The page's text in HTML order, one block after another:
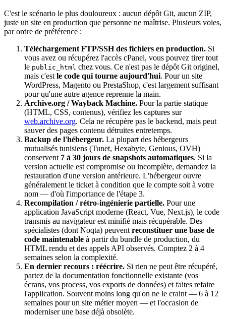
C'est le scénario le plus douloureux : aucun dépôt Git, aucun ZIP,
juste un site en production que personne ne maîtrise. Plusieurs voies,
par ordre de préférence :
Téléchargement FTP/SSH des fichiers en production. Si
vous avez ou récupérez l'accès cPanel, vous pouvez tirer tout
le public_html chez vous. Ce n'est pas le dépôt Git originel,
mais c'est le code qui tourne aujourd'hui. Pour un site
WordPress, Magento ou PrestaShop, c'est largement suffisant
pour qu'une autre agence reprenne la main.
Archive.org / Wayback Machine. Pour la partie statique
(HTML, CSS, contenus), vérifiez les captures sur
web.archive.org. Cela ne récupère pas le backend, mais peut
sauver des pages contenu détruites entretemps.
Backup de l'hébergeur. La plupart des hébergeurs
mutualisés tunisiens (Tunet, Hexabyte, Genious, OVH)
conservent 7 à 30 jours de snapshots automatiques. Si la
version actuelle est compromise ou incomplète, demandez la
restauration d'une version antérieure. L'hébergeur ouvre
généralement le ticket à condition que le compte soit à votre
nom — d'où l'importance de l'étape 3.
Recompilation / rétro-ingénierie partielle. Pour une
application JavaScript moderne (React, Vue, Next.js), le code
transmis au navigateur est minifié mais récupérable. Des
spécialistes (dont Noqta) peuvent reconstituer une base de
code maintenable à partir du bundle de production, du
HTML rendu et des appels API observés. Comptez 2 à 4
semaines selon la complexité.
En dernier recours : réécrire. Si rien ne peut être récupéré,
partez de la documentation fonctionnelle existante (vos
écrans, vos process, vos exports de données) et faites refaire
l'application. Souvent moins long qu'on ne le craint — 6 à 12
semaines pour un site métier moyen — et l'occasion de
moderniser une base déjà obsolète.